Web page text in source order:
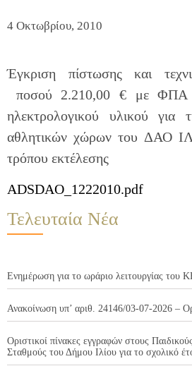
4 Οκτωβρίου, 2010
Έγκριση πίστωσης και
ποσού 2.210,00 € με ΦΠΑ
ηλεκτρολογικού υλικού για
αθλητικών χώρων του ΔΑΟ
τρόπου εκτέλεσης
ADSDAO_1222010.pdf
Τελευταία Νέα
Ενημέρωση για το ωράριο λειτουργίας του
Ανακοίνωση υπ’ αριθ. 24146/03-07-2026 –
Οριστικοί πίνακες εγγραφών στους
Σταθμούς του Δήμου Ιλίου για το σχολικό